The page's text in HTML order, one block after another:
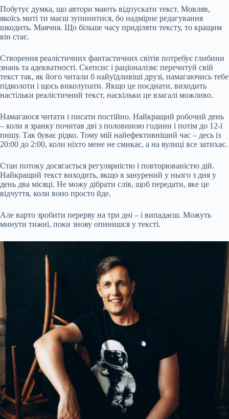
Побутує думка, що автори мають відпускати текст. Мовляв,
якоїсь миті ти маєш зупинитися, бо надмірне редагування
шкодить. Маячня. Що більше часу приділяти тексту, то кращим
він стає.
Створення реалістичних фантастичних світів потребує глибини
знань та адекватності. Скепсис і раціоналізм: перечитуй свій
текст так, як його читали б найуїдливіші друзі, намагаючись тебе
підколоти і щось виколупати. Якщо це поєднати, виходить
настільки реалістичний текст, наскільки це взагалі можливо.
Намагаюся читати і писати постійно. Найкращий робочий день
– коли я зранку почитав дві з половиною години і потім до 12‐ї
пишу. Так буває рідко. Тому мій найефективніший час – десь із
20:00 до 2:00, коли ніхто мене не смикає, а на вулиці все затихає.
Стан потоку досягається регулярністю і повторюваністю дій.
Найкращий текст виходить, якщо я занурений у нього з дня у
день два місяці. Не можу дібрати слів, щоб передати, яке це
відчуття, коли воно просто йде.
Але варто зробити перерву на три дні – і випадаєш. Можуть
минути тижні, поки знову опинишся у тексті.